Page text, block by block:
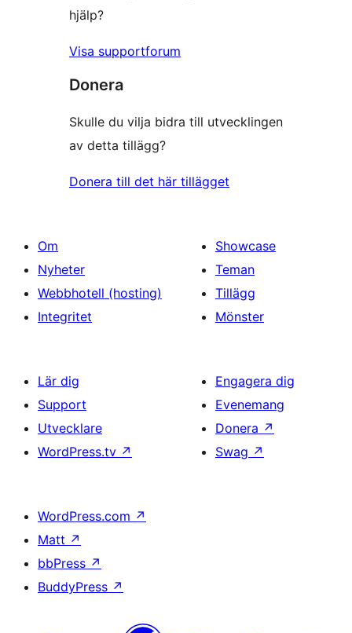
hjälp?
Visa supportforum
Donera
Skulle du vilja bidra till utvecklingen
av detta tillägg?
Donera till det här tillägget
Om
Nyheter
Webbhotell (hosting)
Integritet
Showcase
Teman
Tillägg
Mönster
Lär dig
Support
Utvecklare
WordPress.tv ↗
Engagera dig
Evenemang
Donera ↗
Swag ↗
WordPress.com ↗
Matt ↗
bbPress ↗
BuddyPress ↗